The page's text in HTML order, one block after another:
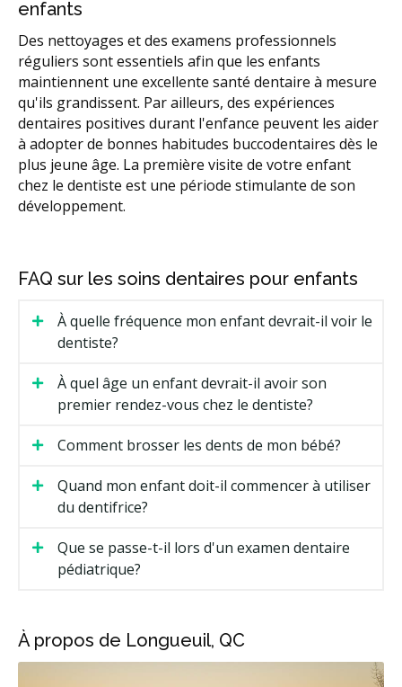
enfants
Des nettoyages et des examens professionnels
réguliers sont essentiels afin que les enfants
maintiennent une excellente santé dentaire à mesure
qu'ils grandissent. Par ailleurs, des expériences
dentaires positives durant l'enfance peuvent les aider
à adopter de bonnes habitudes buccodentaires dès le
plus jeune âge. La première visite de votre enfant
chez le dentiste est une période stimulante de son
développement.
FAQ sur les soins dentaires pour enfants
À quelle fréquence mon enfant devrait-il voir le
dentiste?
À quel âge un enfant devrait-il avoir son
premier rendez-vous chez le dentiste?
Comment brosser les dents de mon bébé?
Quand mon enfant doit-il commencer à utiliser
du dentifrice?
Que se passe-t-il lors d'un examen dentaire
pédiatrique?
À propos de Longueuil, QC